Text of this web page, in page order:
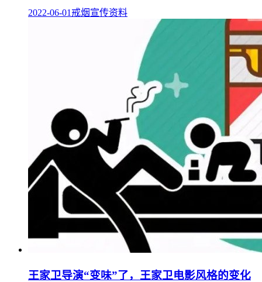
2022-06-01 戒烟宣传资料
王家卫导演“变味”了，王家卫电影风格的变化